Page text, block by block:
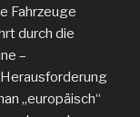
Fahrzeuge
durch die
–
„europäisch“